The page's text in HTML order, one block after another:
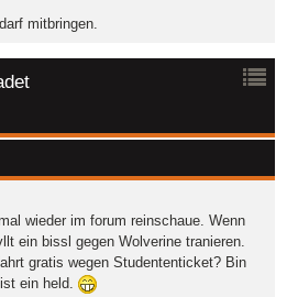
mitbringen.
wieder im forum reinschaue. Wenn
ein bissl gegen Wolverine tranieren.
gratis wegen Studententicket? Bin
ein held.